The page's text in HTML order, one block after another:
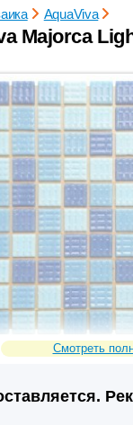
AquaViva
Majorca
Смотреть